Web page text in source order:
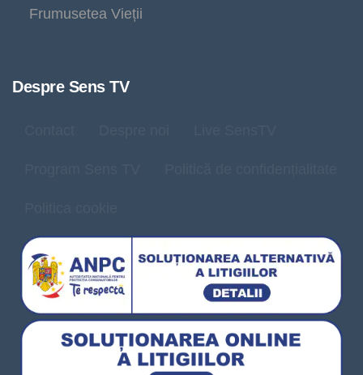
Frumusetea Vieții
Despre Sens TV